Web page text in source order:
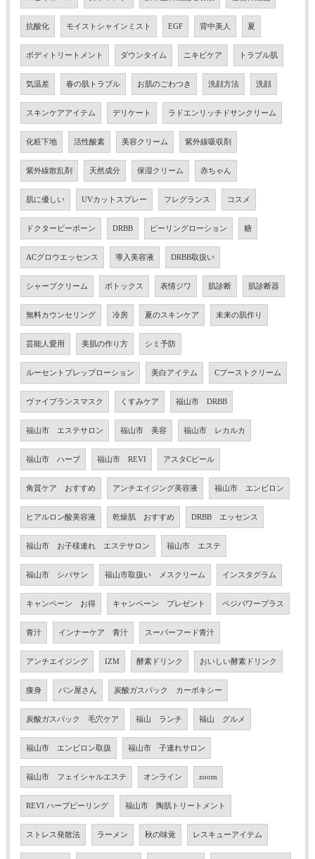
抗酸化 モイストシャインミスト EGF 背中美人 夏
ボディトリートメント ダウンタイム ニキビケア トラブル肌
気温差 春の肌トラブル お肌のごわつき 洗顔方法 洗顔
スキンケアアイテム デリケート ラドエンリッチドサンクリーム
化粧下地 活性酸素 美容クリーム 紫外線吸収剤
紫外線散乱剤 天然成分 保湿クリーム 赤ちゃん
肌に優しい UVカットスプレー フレグランス コスメ
ドクタービーボーン DRBB ピーリングローション 糖
ACグロウエッセンス 導入美容液 DRBB取扱い
シャープクリーム ボトックス 表情ジワ 肌診断 肌診断器
無料カウンセリング 冷房 夏のスキンケア 未来の肌作り
芸能人愛用 美肌の作り方 シミ予防
ルーセントプレップローション 美白アイテム Cブーストクリーム
ヴァイブランスマスク くすみケア 福山市 DRBB
福山市 エステサロン 福山市 美容 福山市 レカルカ
福山市 ハーブ 福山市 REVI アスタCピール
角質ケア おすすめ アンチエイジング美容液 福山市 エンビロン
ヒアルロン酸美容液 乾燥肌 おすすめ DRBB エッセンス
福山市 お子様連れ エステサロン 福山市 エステ
福山市 シバサン 福山市取扱い メスクリーム インスタグラム
キャンペーン お得 キャンペーン プレゼント ベジパワープラス
青汁 インナーケア 青汁 スーパーフード青汁
アンチエイジング IZM 酵素ドリンク おいしい酵素ドリンク
痩身 パン屋さん 炭酸ガスパック カーボキシー
炭酸ガスパック 毛穴ケア 福山 ランチ 福山 グルメ
福山市 エンビロン取扱 福山市 子連れサロン
福山市 フェイシャルエステ オンライン zoom
REVI ハーブピーリング 福山市 陶肌トリートメント
ストレス発散法 ラーメン 秋の味覚 レスキューアイテム